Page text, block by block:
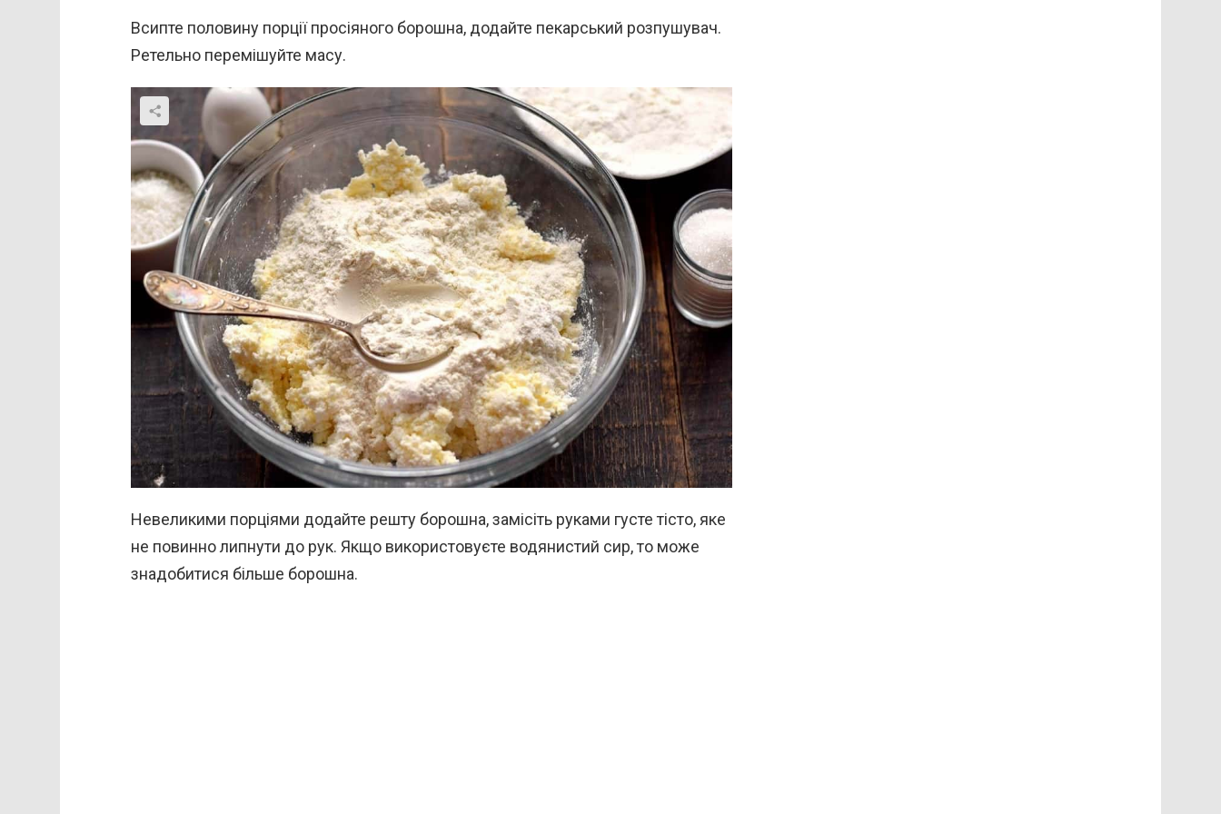
Всипте половину порції просіяного борошна, додайте пекарський розпушувач.
Ретельно перемішуйте масу.
Невеликими порціями додайте решту борошна, замісіть руками густе тісто, яке
не повинно липнути до рук. Якщо використовуєте водянистий сир, то може
знадобитися більше борошна.